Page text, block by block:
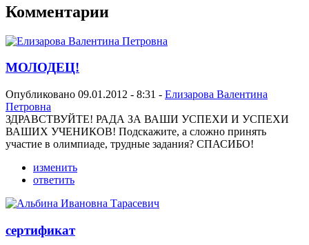
Комментарии
МОЛОДЕЦ!
Опубликовано 09.01.2012 - 8:31 - Елизарова Валентина
Петровна
ЗДРАВСТВУЙТЕ! РАДА ЗА ВАШИ УСПЕХИ И УСПЕХИ
ВАШИХ УЧЕНИКОВ! Подскажите, а сложно принять
участие в олимпиаде, трудные задания? СПАСИБО!
изменить
ответить
сертификат